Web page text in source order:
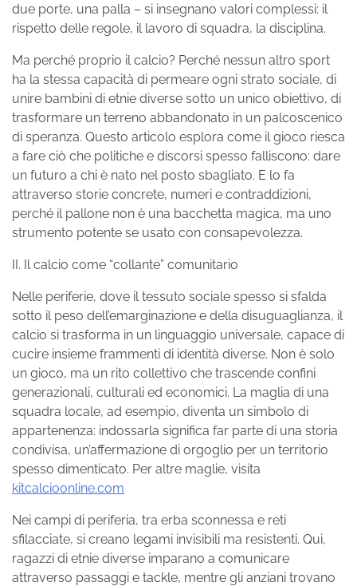
due porte, una palla – si insegnano valori complessi: il
rispetto delle regole, il lavoro di squadra, la disciplina.
Ma perché proprio il calcio? Perché nessun altro sport
ha la stessa capacità di permeare ogni strato sociale, di
unire bambini di etnie diverse sotto un unico obiettivo, di
trasformare un terreno abbandonato in un palcoscenico
di speranza. Questo articolo esplora come il gioco riesca
a fare ciò che politiche e discorsi spesso falliscono: dare
un futuro a chi è nato nel posto sbagliato. E lo fa
attraverso storie concrete, numeri e contraddizioni,
perché il pallone non è una bacchetta magica, ma uno
strumento potente se usato con consapevolezza.
II. Il calcio come “collante” comunitario
Nelle periferie, dove il tessuto sociale spesso si sfalda
sotto il peso dell’emarginazione e della disuguaglianza, il
calcio si trasforma in un linguaggio universale, capace di
cucire insieme frammenti di identità diverse. Non è solo
un gioco, ma un rito collettivo che trascende confini
generazionali, culturali ed economici. La maglia di una
squadra locale, ad esempio, diventa un simbolo di
appartenenza: indossarla significa far parte di una storia
condivisa, un’affermazione di orgoglio per un territorio
spesso dimenticato. Per altre maglie, visita
kitcalcioonline.com
Nei campi di periferia, tra erba sconnessa e reti
sfilacciate, si creano legami invisibili ma resistenti. Qui,
ragazzi di etnie diverse imparano a comunicare
attraverso passaggi e tackle, mentre gli anziani trovano